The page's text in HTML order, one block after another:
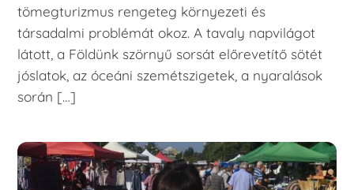
tömegturizmus rengeteg környezeti és
társadalmi problémát okoz. A tavaly napvilágot
látott, a Földünk szörnyű sorsát előrevetítő sötét
jóslatok, az óceáni szemétszigetek, a nyaralások
során […]